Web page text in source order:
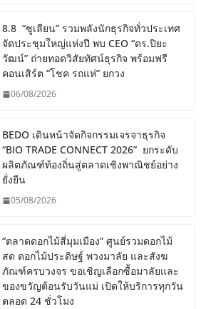
8.8 “ซูเลียน” รวมพลังนักธุรกิจทั่วประเทศ
จัดประชุมใหญ่แห่งปี พบ CEO “ดร.ปิยะ
วัฒน์” ถ่ายทอดวิสัยทัศน์ธุรกิจ พร้อมฟรี
คอนเสิร์ต “โชค รถแห่” ยกวง
06/08/2026
BEDO เดินหน้าจัดกิจกรรมเจรจาธุรกิจ
“BIO TRADE CONNECT 2026” ยกระดับ
ผลิตภัณฑ์ท้องถิ่นสู่ตลาดเชิงพาณิชย์อย่าง
ยั่งยืน
05/08/2026
“ตลาดดอกไม้สี่มุมเมือง” ศูนย์รวมดอกไม้
สด ดอกไม้ประดิษฐ์ พวงมาลัย และสังฆ
ภัณฑ์ครบวงจร ขอเชิญเลือกซื้อมาลัยและ
ของขวัญต้อนรับวันแม่ เปิดให้บริการทุกวัน
ตลอด 24 ชั่วโมง